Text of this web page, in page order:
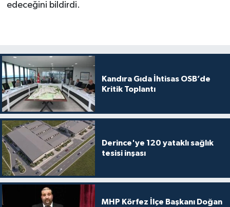
edeceğini bildirdi.
Kandıra Gıda İhtisas OSB’de
Kritik Toplantı
Derince'ye 120 yataklı sağlık
tesisi inşası
MHP Körfez İlçe Başkanı Doğan